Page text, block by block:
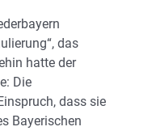
das
hatte der
Die
dass sie
Bayerischen